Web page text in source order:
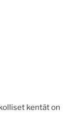
kentät on